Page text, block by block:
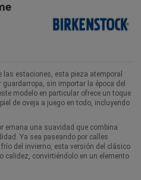
las estaciones, esta pieza atemporal
sin importar la época del
modelo en particular ofrece un toque
de oveja a juego en todo, incluyendo
emana una suavidad que combina
Ya sea paseando por calles
del invierno, esta versión del clásico
calidez, convirtiéndolo en un elemento